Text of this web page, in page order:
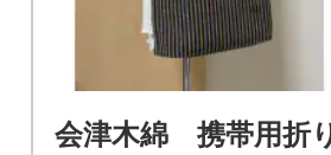
会津木綿 携帯用折